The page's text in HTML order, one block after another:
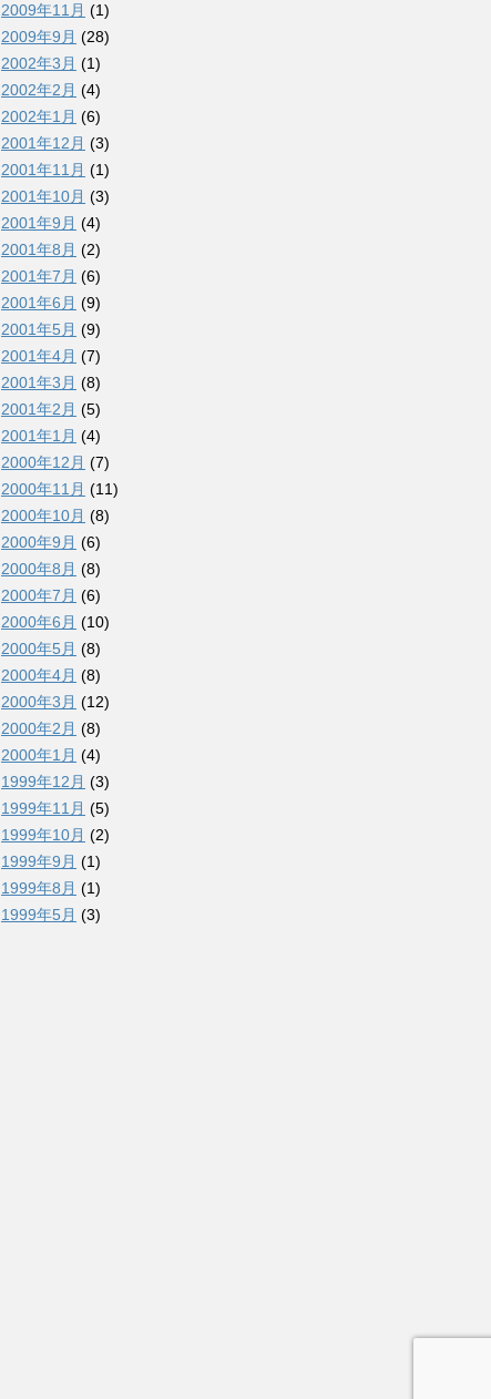
2009年11月 (1)
2009年9月 (28)
2002年3月 (1)
2002年2月 (4)
2002年1月 (6)
2001年12月 (3)
2001年11月 (1)
2001年10月 (3)
2001年9月 (4)
2001年8月 (2)
2001年7月 (6)
2001年6月 (9)
2001年5月 (9)
2001年4月 (7)
2001年3月 (8)
2001年2月 (5)
2001年1月 (4)
2000年12月 (7)
2000年11月 (11)
2000年10月 (8)
2000年9月 (6)
2000年8月 (8)
2000年7月 (6)
2000年6月 (10)
2000年5月 (8)
2000年4月 (8)
2000年3月 (12)
2000年2月 (8)
2000年1月 (4)
1999年12月 (3)
1999年11月 (5)
1999年10月 (2)
1999年9月 (1)
1999年8月 (1)
1999年5月 (3)